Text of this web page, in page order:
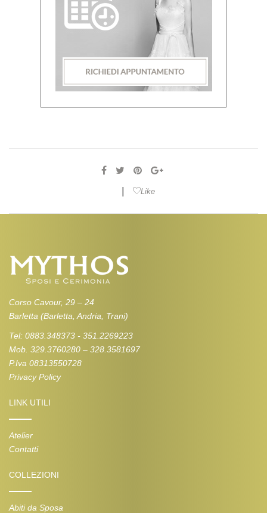
Like
Corso Cavour, 29 – 24
Barletta (Barletta, Andria, Trani)
Tel: 0883.348373 - 351.2269223
Mob. 329.3760280 – 328.3581697
P.Iva 08313550728
Privacy Policy
LINK UTILI
Atelier
Contatti
COLLEZIONI
Abiti da Sposa